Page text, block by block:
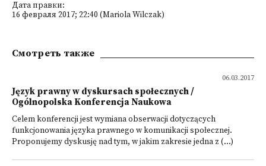
Дата правки:
16 февраля 2017; 22:40 (Mariola Wilczak)
Смотреть также
06.03.2017
Język prawny w dyskursach społecznych /
Ogólnopolska Konferencja Naukowa
Celem konferencji jest wymiana obserwacji dotyczących
funkcjonowania języka prawnego w komunikacji społecznej.
Proponujemy dyskusję nad tym, w jakim zakresie jedna z (...)